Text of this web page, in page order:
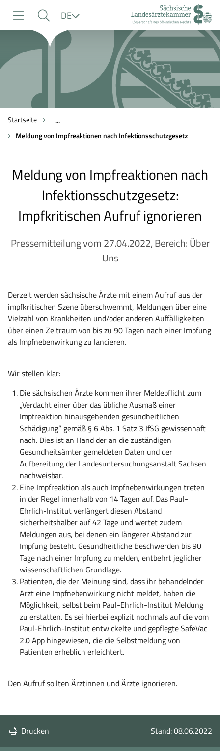
Navigation
Suche
Inhalt
DE
Startseite
...
Meldung von Impfreaktionen nach Infektionsschutzgesetz
Meldung von Impfreaktionen nach
Infektionsschutzgesetz:
Impfkritischen Aufruf ignorieren
Pressemitteilung vom 27.04.2022, Bereich: Über
Uns
Derzeit werden sächsische Ärzte mit einem Aufruf aus der
impfkritischen Szene überschwemmt, Meldungen über eine
Vielzahl von Krankheiten und/oder anderen Auffälligkeiten
über einen Zeitraum von bis zu 90 Tagen nach einer Impfung
als Impfnebenwirkung zu lancieren.
Wir stellen klar:
Die sächsischen Ärzte kommen ihrer Meldepflicht zum
„Verdacht einer über das übliche Ausmaß einer
Impfreaktion hinausgehenden gesundheitlichen
Schädigung“ gemäß § 6 Abs. 1 Satz 3 IfSG gewissenhaft
nach. Dies ist an Hand der an die zuständigen
Gesundheitsämter gemeldeten Daten und der
Aufbereitung der Landesuntersuchungsanstalt Sachsen
nachweisbar.
Eine Impfreaktion als auch Impfnebenwirkungen treten
in der Regel innerhalb von 14 Tagen auf. Das Paul-
Ehrlich-Institut verlängert diesen Abstand
sicherheitshalber auf 42 Tage und wertet zudem
Meldungen aus, bei denen ein längerer Abstand zur
Impfung besteht. Gesundheitliche Beschwerden bis 90
Tage nach einer Impfung zu melden, entbehrt jeglicher
wissenschaftlichen Grundlage.
Patienten, die der Meinung sind, dass ihr behandelnder
Arzt eine Impfnebenwirkung nicht meldet, haben die
Möglichkeit, selbst beim Paul-Ehrlich-Institut Meldung
zu erstatten. Es sei hierbei explizit nochmals auf die vom
Paul-Ehrlich-Institut entwickelte und gepflegte SafeVac
2.0 App hingewiesen, die die Selbstmeldung von
Patienten erheblich erleichtert.
Den Aufruf sollten Ärztinnen und Ärzte ignorieren.
Drucken Stand: 08.06.2022